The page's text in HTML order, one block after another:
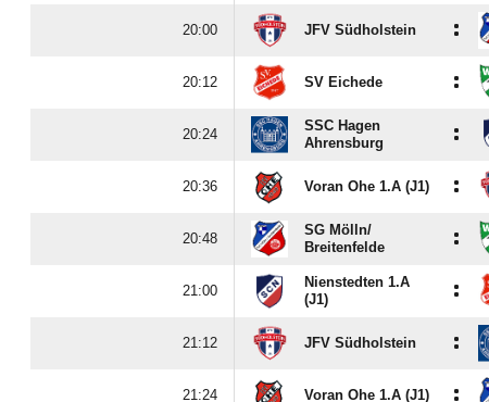
 JFV Südholstein :
 SV Eichede :

SSC Hagen
Ahrensburg
:
 Voran Ohe 1.A (J1) :

SG Mölln/​
Breitenfelde
:

Nienstedten 1.A
(J1)
:
 JFV Südholstein :
 Voran Ohe 1.A (J1) :